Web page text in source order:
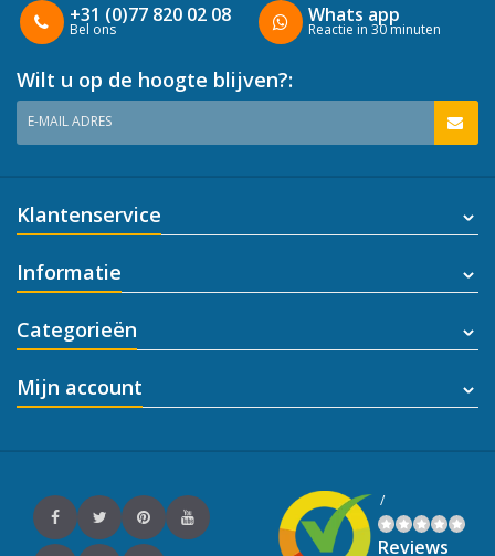
+31 (0)77 820 02 08
Bel ons
Whats app
Reactie in 30 minuten
Wilt u op de hoogte blijven?:
E-MAIL ADRES
Klantenservice
Informatie
Categorieën
Mijn account
/
Reviews